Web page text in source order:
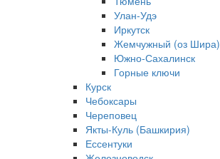
Улан-Удэ
Иркутск
Жемчужный (оз Шира)
Южно‐Сахалинск
Горные ключи
Курск
Чебоксары
Череповец
Якты-Куль (Башкирия)
Ессентуки